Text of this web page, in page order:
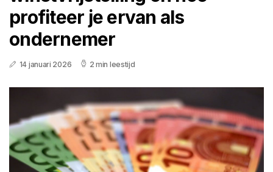
profiteer je ervan als
ondernemer
14 januari 2026 2 min leestijd